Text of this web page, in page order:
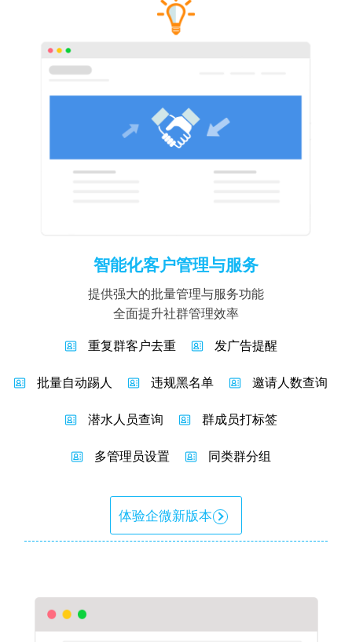
智能化客户管理与服务
提供强大的批量管理与服务功能
全面提升社群管理效率
重复群客户去重 发广告提醒
批量自动踢人 违规黑名单 邀请人数查询
潜水人员查询 群成员打标签
多管理员设置 同类群分组
体验企微新版本